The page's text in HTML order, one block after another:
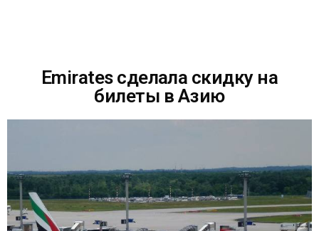
Emirates сделала скидку на
билеты в Азию